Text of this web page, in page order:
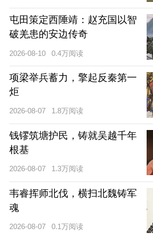
屯田策定西陲靖：赵充国以智
破羌患的安边传奇
2026-08-10 0.4万阅读
项梁举兵蓄力，擎起反秦第一
炬
2026-08-07 1.8万阅读
钱镠筑塘护民，铸就吴越千年
根基
2026-08-07 1.3万阅读
韦睿挥师北伐，横扫北魏铸军
魂
2026-08-07 0.1万阅读